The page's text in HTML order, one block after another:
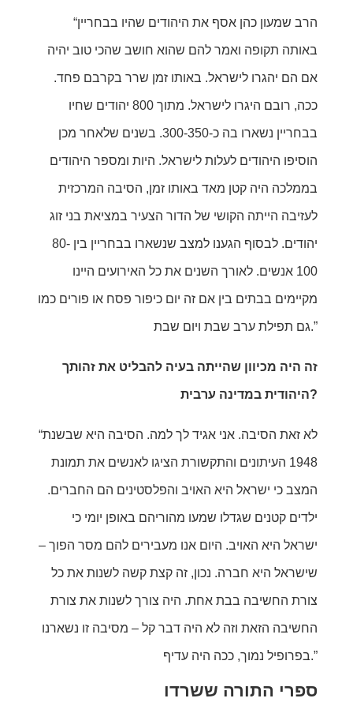
“הרב שמעון כהן אסף את היהודים שהיו בבחריין
באותה תקופה ואמר להם שהוא חושב שהכי טוב יהיה
אם הם יהגרו לישראל. באותו זמן שרר בקרבם פחד.
ככה, רובם היגרו לישראל. מתוך 800 יהודים שחיו
בבחריין נשארו בה כ-300-350. בשנים שלאחר מכן
הוסיפו היהודים לעלות לישראל. היות ומספר היהודים
בממלכה היה קטן מאד באותו זמן, הסיבה המרכזית
לעזיבה הייתה הקושי של הדור הצעיר במציאת בני זוג
יהודים. לבסוף הגענו למצב שנשארו בבחריין בין 80-
100 אנשים. לאורך השנים את כל האירועים היינו
מקיימים בבתים בין אם זה יום כיפור פסח או פורים כמו
גם תפילת ערב שבת ויום שבת.”
זה היה מכיוון שהייתה בעיה להבליט את זהותך
היהודית במדינה ערבית?
“לא זאת הסיבה. אני אגיד לך למה. הסיבה היא שבשנת
1948 העיתונים והתקשורת הציגו לאנשים את תמונת
המצב כי ישראל היא האויב והפלסטינים הם החברים.
ילדים קטנים שגדלו שמעו מהוריהם באופן יומי כי
ישראל היא האויב. היום אנו מעבירים להם מסר הפוך –
שישראל היא חברה. נכון, זה קצת קשה לשנות את כל
צורת החשיבה בבת אחת. היה צורך לשנות את צורת
החשיבה הזאת וזה לא היה דבר קל – מסיבה זו נשארנו
בפרופיל נמוך, ככה היה עדיף.”
ספרי התורה ששרדו